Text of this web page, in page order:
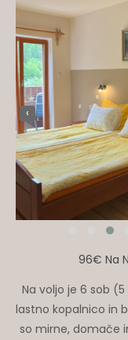
‹
96€ Na
Na voljo je 6 sob
lastno kopalnico in
so mirne, domače